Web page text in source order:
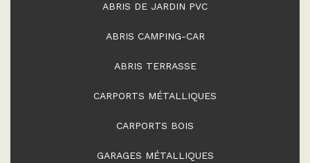
ABRIS DE JARDIN PVC
ABRIS CAMPING-CAR
ABRIS TERRASSE
CARPORTS MÉTALLIQUES
CARPORTS BOIS
GARAGES MÉTALLIQUES